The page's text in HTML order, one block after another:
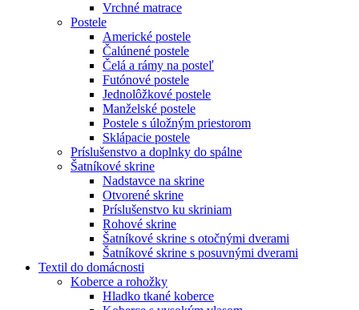
Vrchné matrace
Postele
Americké postele
Čalúnené postele
Čelá a rámy na posteľ
Futónové postele
Jednolôžkové postele
Manželské postele
Postele s úložným priestorom
Sklápacie postele
Príslušenstvo a doplnky do spálne
Šatníkové skrine
Nadstavce na skrine
Otvorené skrine
Príslušenstvo ku skriniam
Rohové skrine
Šatníkové skrine s otočnými dverami
Šatníkové skrine s posuvnými dverami
Textil do domácnosti
Koberce a rohožky
Hladko tkané koberce